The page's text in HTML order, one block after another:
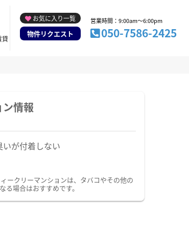
貸
お気に入り一覧
物件リクエスト
営業時間：9:00am～6:00pm
050-7586-2425
情報
いが付着しない
ークリーマンションは、タバコやその他の
場合はおすすめです。